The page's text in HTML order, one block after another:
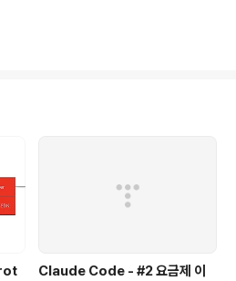
. HTC는 Sense라는 서버 플랫폼을 가지
Claude Code - #2 요금제 이